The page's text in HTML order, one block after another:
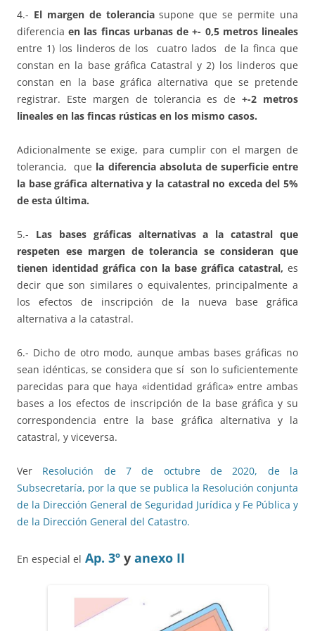
4.- El margen de toleranciasupone que se permite una
diferenciaen las fincas urbanas de +- 0,5 metros lineales
entre 1) los linderos de los cuatro lados de la finca que
constan en la base gráfica Catastral y 2) los linderos que
constan en la base gráfica alternativa que se pretende
registrar. Este margen de tolerancia es de+-2 metros
lineales en las fincas rústicas en los mismo casos.
Adicionalmente se exige, para cumplir con el margen de
tolerancia, que la diferencia absoluta de superficie entre
la base gráfica alternativa y la catastral no exceda del 5%
de esta última.
5.- Las bases gráficas alternativas a la catastral que
respeten ese margen de tolerancia se consideran que
tienen identidad gráfica con la base gráfica catastral, es
decir que son similares o equivalentes, principalmente a
los efectos de inscripción de la nueva base gráfica
alternativa a la catastral.
6.- Dicho de otro modo, aunque ambas bases gráficas no
sean idénticas, se considera que sí son lo suficientemente
parecidas para que haya «identidad gráfica» entre ambas
bases a los efectos de inscripción de la base gráfica y su
correspondencia entre la base gráfica alternativa y la
catastral, y viceversa.
Ver Resolución de 7 de octubre de 2020, de la
Subsecretaría, por la que se publica la Resolución conjunta
de la Dirección General de Seguridad Jurídica y Fe Pública y
de la Dirección General del Catastro.
En especial el Ap. 3º y anexo II